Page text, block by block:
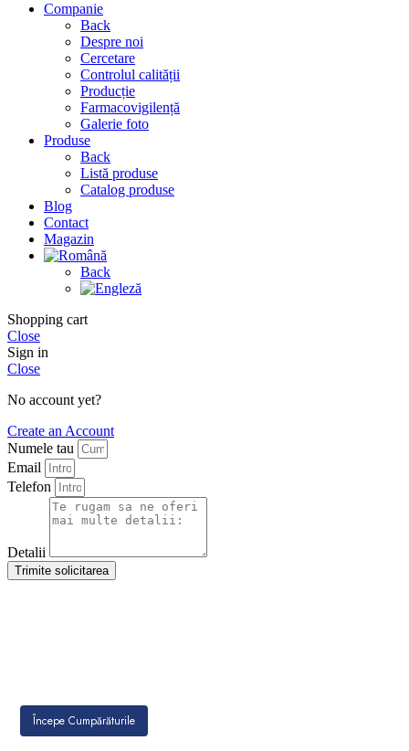
Începe Cumpărăturile
Companie
Back
Despre noi
Cercetare
Controlul calității
Producție
Farmacovigilență
Galerie foto
Produse
Back
Listă produse
Catalog produse
Blog
Contact
Magazin
Back
Shopping cart
Close
Sign in
Close
No account yet?
Create an Account
Numele tau
Email
Telefon
Detalii
Trimite solicitarea